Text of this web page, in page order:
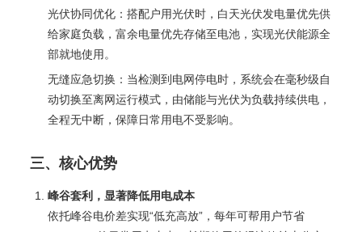
光伏协同优化：搭配户用光伏时，白天光伏发电量优先供
给家庭负载，富余电量优先存储至电池，实现光伏能源全
部就地使用。
无缝应急切换：当检测到电网停电时，系统会在毫秒级自
动切换至离网运行模式，由储能与光伏为负载持续供电，
全程无中断，保障日常用电不受影响。
三、核心优势
峰谷套利，显著降低用电成本
依托峰谷电价差实现“低充高放”，每年可帮用户节省